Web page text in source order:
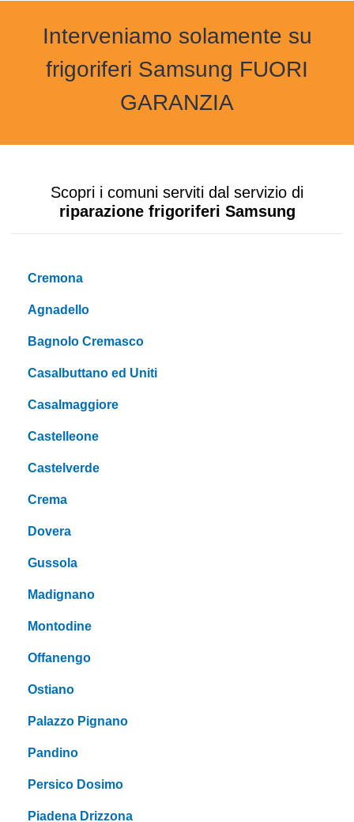
Interveniamo solamente su
frigoriferi Samsung FUORI
GARANZIA
Scopri i comuni serviti dal servizio di
riparazione frigoriferi Samsung
Cremona
Agnadello
Bagnolo Cremasco
Casalbuttano ed Uniti
Casalmaggiore
Castelleone
Castelverde
Crema
Dovera
Gussola
Madignano
Montodine
Offanengo
Ostiano
Palazzo Pignano
Pandino
Persico Dosimo
Piadena Drizzona